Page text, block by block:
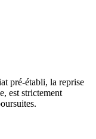
pré-établi, la reprise
est strictement